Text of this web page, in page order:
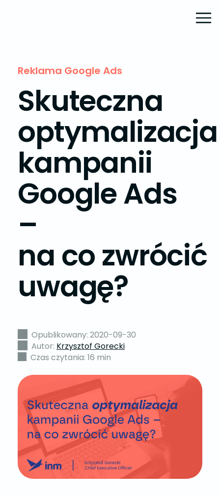
Reklama Google Ads
Skuteczna
optymalizacja
kampanii
Google Ads
–
na co zwrócić
uwagę?
Opublikowany: 2020-09-30
Autor: Krzysztof Gorecki
Czas czytania: 16 min